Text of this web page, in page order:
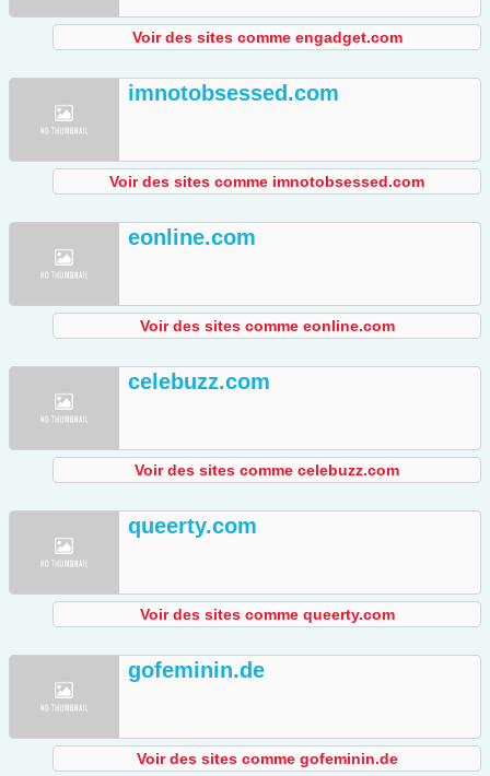
Voir des sites comme engadget.com
imnotobsessed.com
Voir des sites comme imnotobsessed.com
eonline.com
Voir des sites comme eonline.com
celebuzz.com
Voir des sites comme celebuzz.com
queerty.com
Voir des sites comme queerty.com
gofeminin.de
Voir des sites comme gofeminin.de